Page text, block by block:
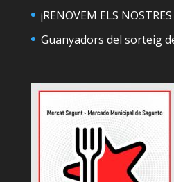
¡RENOVEM ELS
Guanyadors del sorteig